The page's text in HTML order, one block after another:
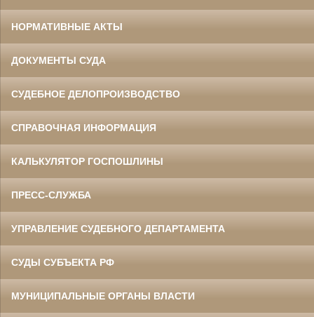
НОРМАТИВНЫЕ АКТЫ
ДОКУМЕНТЫ СУДА
СУДЕБНОЕ ДЕЛОПРОИЗВОДСТВО
СПРАВОЧНАЯ ИНФОРМАЦИЯ
КАЛЬКУЛЯТОР ГОСПОШЛИНЫ
ПРЕСС-СЛУЖБА
УПРАВЛЕНИЕ СУДЕБНОГО ДЕПАРТАМЕНТА
СУДЫ СУБЪЕКТА РФ
МУНИЦИПАЛЬНЫЕ ОРГАНЫ ВЛАСТИ